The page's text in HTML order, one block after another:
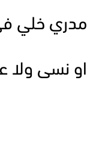
مدري خلي
او نسى ولا